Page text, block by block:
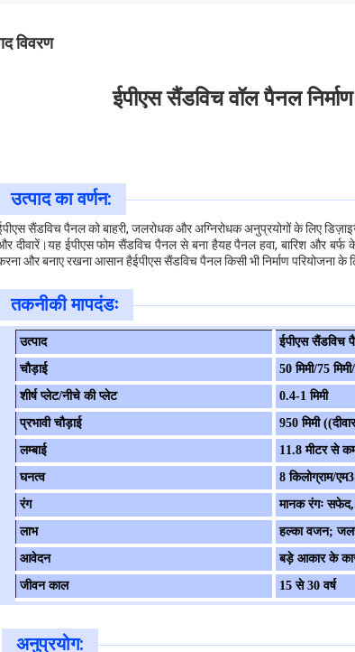
विवरण
ईपीएस सैंडविच वॉल पैनल
उत्पाद का वर्णन:
सैंडविच पैनल को बाहरी, जलरोधक और अग्निरोधक अनुप्रयोगों के लिए
दीवारें।यह ईपीएस फोम सैंडविच पैनल से बना हैयह पैनल हवा, बारिश और बर्फ
और बनाए रखना आसान हैईपीएस सैंडविच पैनल किसी भी निर्माण परियोजना के
तकनीकी मापदंडः
उत्पाद
ईपीएस सैंडविच
चौड़ाई
50 मिमी/75
शीर्ष प्लेट/नीचे की प्लेट
0.4-1 मिमी
प्रभावी चौड़ाई
950 मिमी
लम्बाई
11.8 मीटर से
घनत्व
8 किलोग्राम/
रंग
मानक रंगः
लाभ
हल्का वजन;
आवेदन
बड़े आकार के
जीवन काल
15 से 30 वर्ष
अनुप्रयोग: